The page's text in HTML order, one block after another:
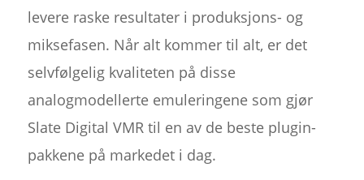
levere raske resultater i produksjons- og
miksefasen. Når alt kommer til alt, er det
selvfølgelig kvaliteten på disse
analogmodellerte emuleringene som gjør
Slate Digital VMR til en av de beste plugin-
pakkene på markedet i dag.